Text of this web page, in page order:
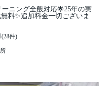
ニング全般対応🌟25年の実
料✨追加料金一切ございま
(28件)